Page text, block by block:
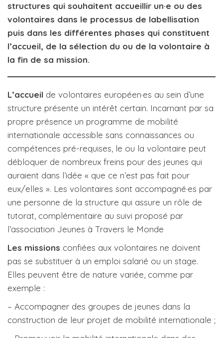
structures qui souhaitent accueillir un·e ou des
volontaires dans le processus de labellisation
puis dans les différentes phases qui constituent
l’accueil, de la sélection du ou de la volontaire à
la fin de sa mission.
L’accueil de volontaires européen·es au sein d’une
structure présente un intérêt certain. Incarnant par sa
propre présence un programme de mobilité
internationale accessible sans connaissances ou
compétences pré-requises, le ou la volontaire peut
débloquer de nombreux freins pour des jeunes qui
auraient dans l’idée « que ce n’est pas fait pour
eux/elles ». Les volontaires sont accompagné·es par
une personne de la structure qui assure un rôle de
tutorat, complémentaire au suivi proposé par
l’association Jeunes à Travers le Monde
Les missions confiées aux volontaires ne doivent
pas se substituer à un emploi salarié ou un stage.
Elles peuvent être de nature variée, comme par
exemple :
– Accompagner des groupes de jeunes dans la
construction de leur projet de mobilité internationale ;